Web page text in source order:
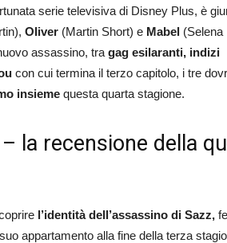
serie televisiva di Disney Plus, è
Oliver (Martin Short) e Mabel (Selena
assassino, tra gag esilaranti, indizi
con cui termina il terzo capitolo, i tre
insieme questa quarta stagione.
la recensione della
l’identità dell’assassino di Sazz,
appartamento alla fine della terza